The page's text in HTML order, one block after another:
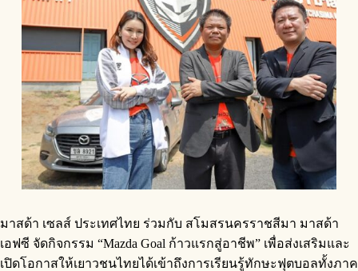
มาสด้า เซลส์ ประเทศไทย ร่วมกับ สโมสรนครราชสีมา มาสด้า
เอฟซี จัดกิจกรรม “Mazda Goal ก้าวแรกสู่อาชีพ” เพื่อส่งเสริมและ
เปิดโอกาสให้เยาวชนไทยได้เข้าถึงการเรียนรู้ทักษะฟุตบอลทั้งภาค